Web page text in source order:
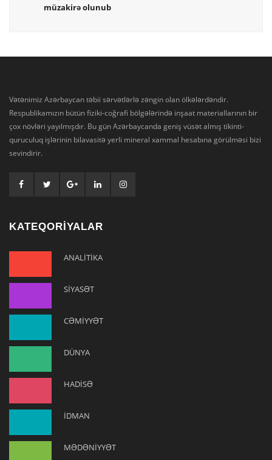
müzakirə olunub
Vətənimiz Azərbaycan təbii sərvətlərlə zəngin olan ölkələrdəndir.
Respublikamızın bütün fiziki-coğrafi bölgələrində inşaat materiallarının bir
çox növləri yayılmışdır. Bu gün Azərbaycanda geniş vüsət almış tikinti-
quruculuq işlərinin bilavasitə yerli mineral xammal hesabına görülməsi bizi
sevindirir.
KATEQORİYALAR
ANALİTİKA
SİYASƏT
CƏMİYYƏT
DÜNYA
HADİSƏ
İDMAN
MƏDƏNİYYƏT